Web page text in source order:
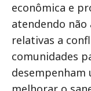
econômica e
atendendo não
relativas a
comunidades